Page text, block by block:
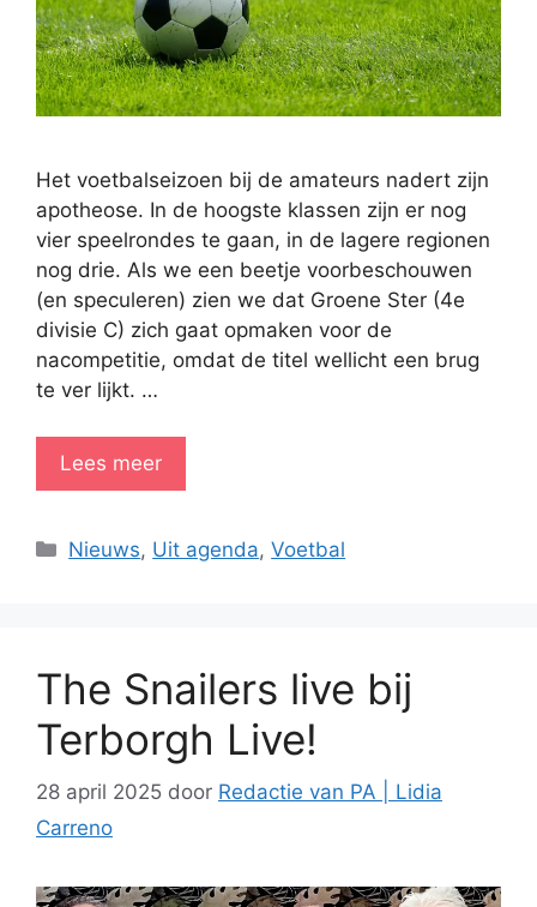
Het voetbalseizoen bij de amateurs nadert zijn
apotheose. In de hoogste klassen zijn er nog
vier speelrondes te gaan, in de lagere regionen
nog drie. Als we een beetje voorbeschouwen
(en speculeren) zien we dat Groene Ster (4e
divisie C) zich gaat opmaken voor de
nacompetitie, omdat de titel wellicht een brug
te ver lijkt. …
Lees meer
Categorieën
Nieuws, Uit agenda,Voetbal
The Snailers live bij
Terborgh Live!
28 april 2025 door Redactie van PA | Lidia
Carreno